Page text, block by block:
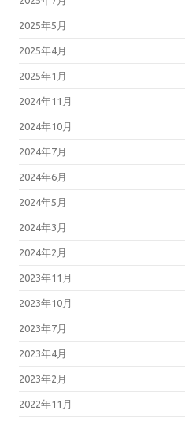
2025年5月
2025年4月
2025年1月
2024年11月
2024年10月
2024年7月
2024年6月
2024年5月
2024年3月
2024年2月
2023年11月
2023年10月
2023年7月
2023年4月
2023年2月
2022年11月